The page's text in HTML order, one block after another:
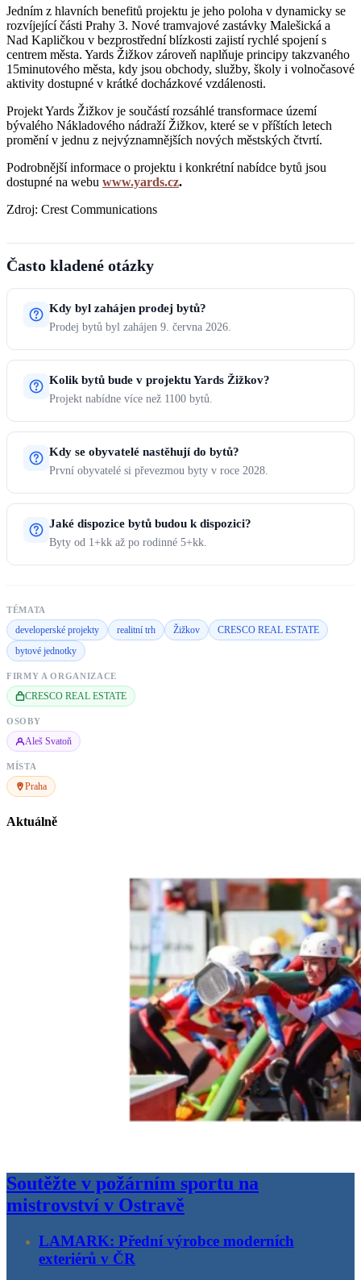
Jedním z hlavních benefitů projektu je jeho poloha v dynamicky se
rozvíjející části Prahy 3. Nové tramvajové zastávky Malešická a
Nad Kapličkou v bezprostřední blízkosti zajistí rychlé spojení s
centrem města. Yards Žižkov zároveň naplňuje principy takzvaného
15minutového města, kdy jsou obchody, služby, školy i volnočasové
aktivity dostupné v krátké docházkové vzdálenosti.
Projekt Yards Žižkov je součástí rozsáhlé transformace území
bývalého Nákladového nádraží Žižkov, které se v příštích letech
promění v jednu z nejvýznamnějších nových městských čtvrtí.
Podrobnější informace o projektu i konkrétní nabídce bytů jsou
dostupné na webu www.yards.cz.
Zdroj: Crest Communications
Často kladené otázky
Kdy byl zahájen prodej bytů?
Prodej bytů byl zahájen 9. června 2026.
Kolik bytů bude v projektu Yards Žižkov?
Projekt nabídne více než 1100 bytů.
Kdy se obyvatelé nastěhují do bytů?
První obyvatelé si převezmou byty v roce 2028.
Jaké dispozice bytů budou k dispozici?
Byty od 1+kk až po rodinné 5+kk.
TÉMATA
developerské projekty realitní trh Žižkov
CRESCO REAL ESTATE
bytové jednotky
FIRMY A ORGANIZACE
CRESCO REAL ESTATE
OSOBY
Aleš Svatoň
MÍSTA
Praha
Aktuálně
Soutěžte v požárním sportu na
mistrovství v Ostravě
LAMARK: Přední výrobce moderních
exteriérů v ČR